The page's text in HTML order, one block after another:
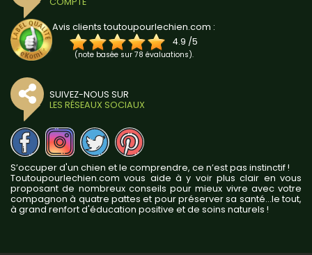
Avis clients toutoupourlechien.com :
4.9 /5
(note basée sur 78 évaluations).
SUIVEZ-NOUS SUR
LES RÉSEAUX SOCIAUX
S’occuper d'un chien et le comprendre, ce n’est pas instinctif !
Toutoupourlechien.com vous aide à y voir plus clair en vous
proposant de nombreux conseils pour mieux vivre avec votre
compagnon à quatre pattes et pour préserver sa santé...le tout,
à grand renfort d'éducation positive et de soins naturels !